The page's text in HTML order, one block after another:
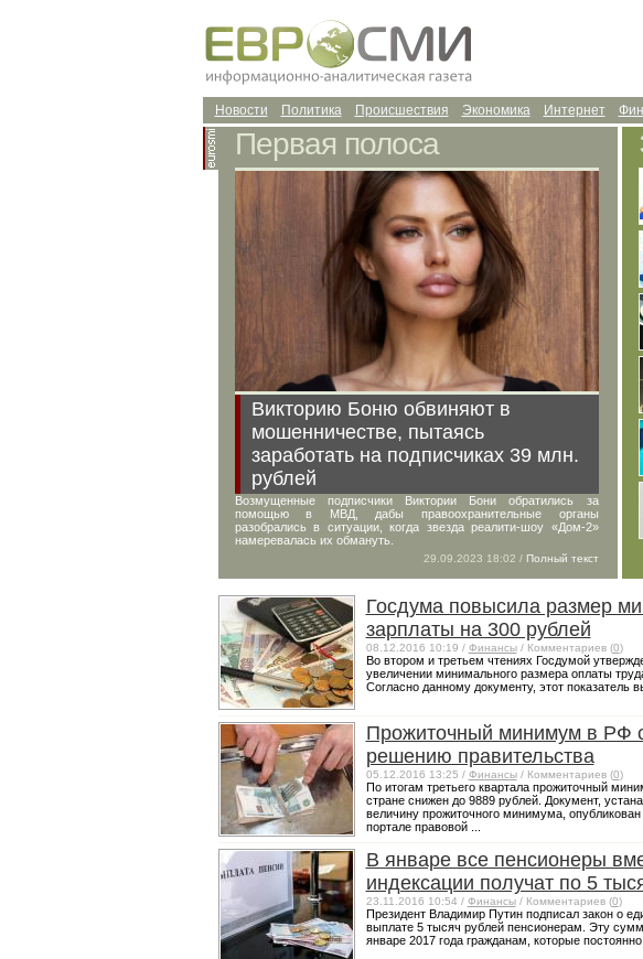
Интернет
Экономика
Происшествия
Политика
Новости
Первая полоса
Викторию Боню обвиняют в
мошенничестве, пытаясь
заработать на подписчиках 39 млн.
рублей
Возмущенные подписчики Виктории Бони обратились за
помощью в МВД, дабы правоохранительные органы
разобрались в ситуации, когда звезда реалити-шоу «Дом-2»
намеревалась их обмануть.
29.09.2023 18:02 / Полный текст
Госдума повысила размер
зарплаты на 300 рублей
08.12.2016 10:19 / Финансы/ Комментариев (0)
Во втором и третьем чтениях Госдумой
увеличении минимального размера оплаты
Согласно данному документу, этот показатель
Прожиточный минимум в РФ
решению правительства
05.12.2016 13:25 / Финансы/ Комментариев (0)
По итогам третьего квартала прожиточный
стране снижен до 9889 рублей. Документ,
величину прожиточного минимума,
портале правовой ...
В январе все пенсионеры
индексации получат по 5
23.11.2016 10:54 / Финансы/ Комментариев (0)
Президент Владимир Путин подписал закон о
выплате 5 тысяч рублей пенсионерам. Эту
январе 2017 года гражданам, которые постоянно